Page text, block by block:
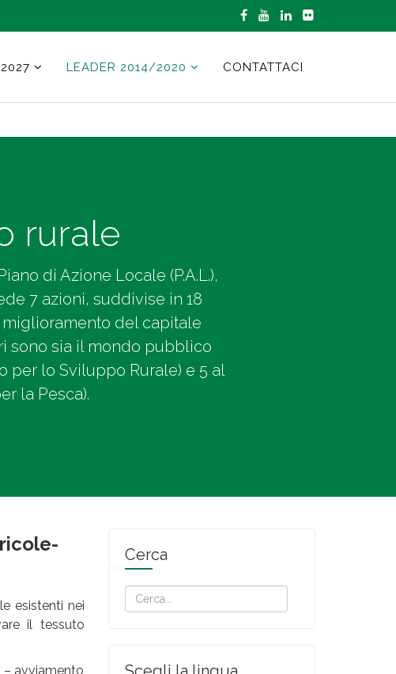
LEADER 2014/2020 CONTATTACI
rurale
di Azione Locale (P.A.L.),
7 azioni, suddivise in 18
del capitale
sono sia il mondo pubblico
per lo Sviluppo Rurale) e 5 al
la Pesca).
esistenti nei
il tessuto
avviamento
Cerca